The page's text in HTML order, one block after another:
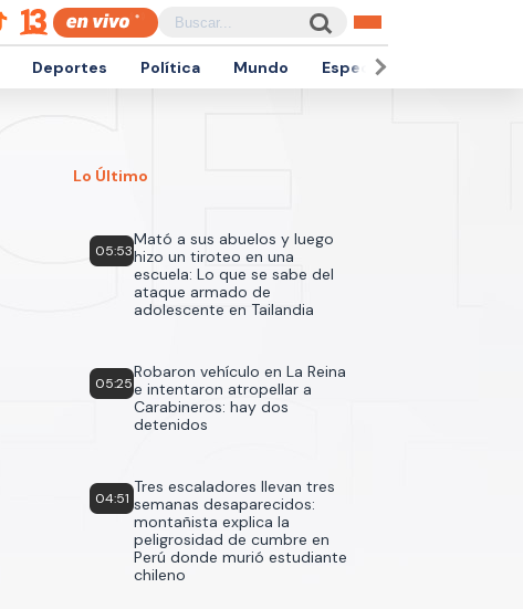
Deportes Política Mundo Espectáculos
Lo Último
05:53
Mató a sus abuelos y luego
hizo un tiroteo en una
escuela: Lo que se sabe del
ataque armado de
adolescente en Tailandia
05:25
Robaron vehículo en La Reina
e intentaron atropellar a
Carabineros: hay dos
detenidos
04:51
Tres escaladores llevan tres
semanas desaparecidos:
montañista explica la
peligrosidad de cumbre en
Perú donde murió estudiante
chileno